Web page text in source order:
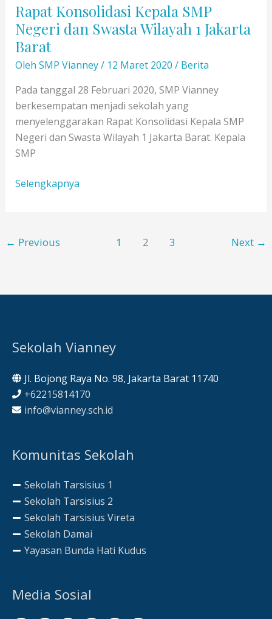
Rapat Konsolidasi Kepala SMP
Negeri dan Swasta Wilayah 1 Jakarta
Barat
Oleh SMP Vianney/ 12 Maret 2020 / Berita
Pada tanggal 28 Februari 2020, SMP Vianney
berkesempatan menjadi sekolah yang
menyelenggarakan Rapat Konsolidasi Kepala SMP
Negeri dan Swasta Wilayah 1 Jakarta Barat. Kepala
SMP
Rapat
Negeri
Wilayah
Barat
Selengkapnya
← Previous 1 2 3 Next →
Sekolah Vianney
Jl. Bojong Raya No. 98, Jakarta Barat 11740
+62215814170
info@vianney.sch.id
Komunitas Sekolah
Sekolah Tarsisius 1
Sekolah Tarsisius 2
Sekolah Tarsisius Vireta
Sekolah Damai
Yayasan Bunda Hati Kudus
Media Sosial